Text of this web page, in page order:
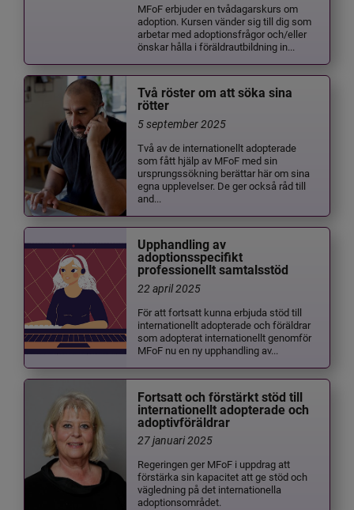
MFoF erbjuder en tvådagarskurs om
adoption. Kursen vänder sig till dig som
arbetar med adoptionsfrågor och/eller
önskar hålla i föräldrautbildning in...
Två röster om att söka sina
rötter
5 september 2025
Två av de internationellt adopterade
som fått hjälp av MFoF med sin
ursprungssökning berättar här om sina
egna upplevelser. De ger också råd till
and...
Upphandling av
adoptionsspecifikt
professionellt samtalsstöd
22 april 2025
För att fortsatt kunna erbjuda stöd till
internationellt adopterade och föräldrar
som adopterat internationellt genomför
MFoF nu en ny upphandling av...
Fortsatt och förstärkt stöd till
internationellt adopterade och
adoptivföräldrar
27 januari 2025
Regeringen ger MFoF i uppdrag att
förstärka sin kapacitet att ge stöd och
vägledning på det internationella
adoptionsområdet.